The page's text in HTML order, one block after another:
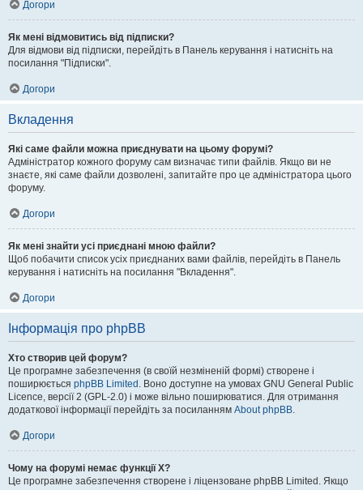
Догори
Як мені відмовитись від підписки?
Для відмови від підписки, перейдіть в Панель керування і натисніть на
посилання "Підписки".
Догори
Вкладення
Які саме файли можна приєднувати на цьому форумі?
Адміністратор кожного форуму сам визначає типи файлів. Якщо ви не
знаєте, які саме файли дозволені, запитайте про це адміністратора цього
форуму.
Догори
Як мені знайти усі приєднані мною файли?
Щоб побачити список усіх приєднаних вами файлів, перейдіть в Панель
керування і натисніть на посилання "Вкладення".
Догори
Інформація про phpBB
Хто створив цей форум?
Це програмне забезпечення (в своїй незміненій формі) створене і
поширюється phpBB Limited . Воно доступне на умовах GNU General Public
Licence, версії 2 (GPL-2.0) і може вільно поширюватися. Для отримання
додаткової інформації перейдіть за посиланням About phpBB.
Догори
Чому на форумі немає функції X?
Це програмне забезпечення створене і ліцензоване phpBB Limited. Якщо